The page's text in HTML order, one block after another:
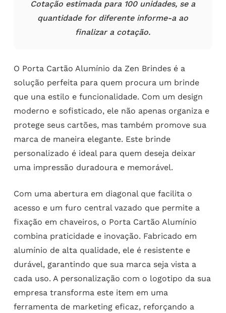
Cotação estimada para 100 unidades, se a
quantidade for diferente informe-a ao
finalizar a cotação.
O Porta Cartão Alumínio da Zen Brindes é a
solução perfeita para quem procura um brinde
que una estilo e funcionalidade. Com um design
moderno e sofisticado, ele não apenas organiza e
protege seus cartões, mas também promove sua
marca de maneira elegante. Este brinde
personalizado é ideal para quem deseja deixar
uma impressão duradoura e memorável.
Com uma abertura em diagonal que facilita o
acesso e um furo central vazado que permite a
fixação em chaveiros, o Porta Cartão Alumínio
combina praticidade e inovação. Fabricado em
alumínio de alta qualidade, ele é resistente e
durável, garantindo que sua marca seja vista a
cada uso. A personalização com o logotipo da sua
empresa transforma este item em uma
ferramenta de marketing eficaz, reforçando a